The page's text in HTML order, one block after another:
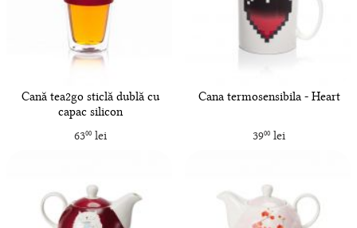
Cană tea2go sticlă dublă cu
capac silicon
6300lei
Cana termosensibila - Heart
3900lei